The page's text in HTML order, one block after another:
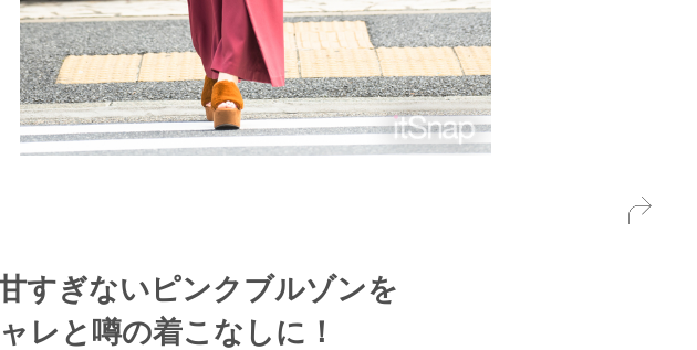
すぎないピンクブルゾンを
レと噂の着こなしに！